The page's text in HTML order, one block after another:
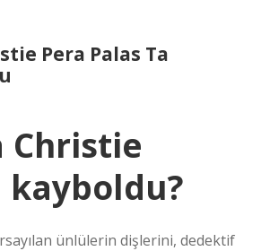
Pera Palas Ta
Christie
kayboldu?
ünlülerin dişlerini, dedektif